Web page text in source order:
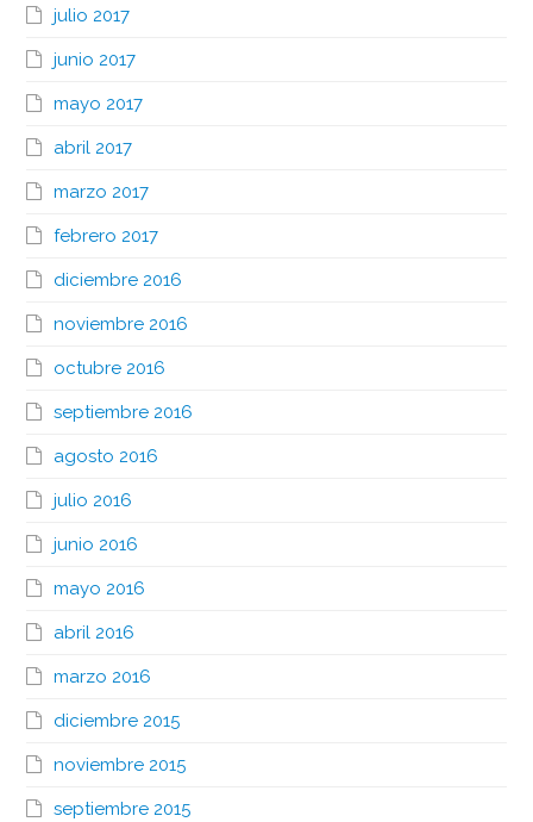
julio 2017
junio 2017
mayo 2017
abril 2017
marzo 2017
febrero 2017
diciembre 2016
noviembre 2016
octubre 2016
septiembre 2016
agosto 2016
julio 2016
junio 2016
mayo 2016
abril 2016
marzo 2016
diciembre 2015
noviembre 2015
septiembre 2015